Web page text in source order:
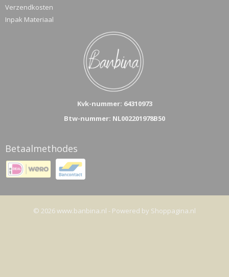
Verzendkosten
Inpak Materiaal
Kvk-nummer: 64310973
Btw-nummer: NL002201978B50
Betaalmethodes
© 2026 www.banbina.nl - Powered by Shoppagina.nl